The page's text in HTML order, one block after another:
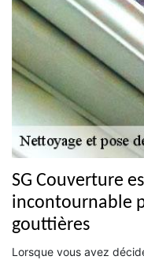
SG Couverture
incontournable
gouttières
Lorsque vous avez